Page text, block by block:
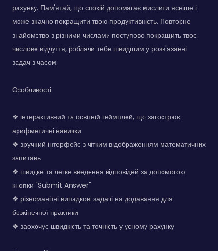
рахунку. Пам'ятай, що спокій допомагає мислити ясніше і
може значно покращити твою продуктивність. Повторне
знайомство з різними числами поступово покращить твоє
числове відчуття, роблячи тебе швидшим у розв'язанні
задач з часом.
Особливості
❖ інтерактивний та освітній геймплей, що загострює
арифметичні навички
❖ зручний інтерфейс з чітким відображенням математичних
запитань
❖ швидке та легке введення відповідей за допомогою
кнопки "Submit Answer"
❖ різноманітні випадкові задачі на додавання для
безкінечної практики
❖ заохочує швидкість та точність у усному рахунку